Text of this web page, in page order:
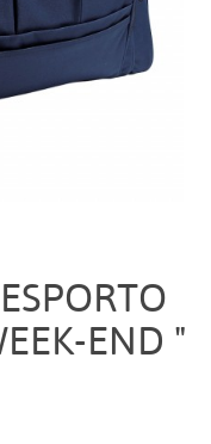
END "